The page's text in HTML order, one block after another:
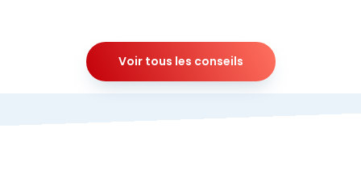
Voir tous les conseils